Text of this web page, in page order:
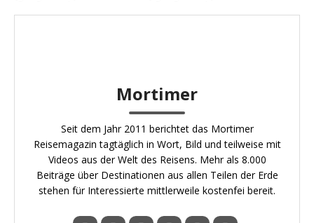
Mortimer
Seit dem Jahr 2011 berichtet das Mortimer
Reisemagazin tagtäglich in Wort, Bild und teilweise mit
Videos aus der Welt des Reisens. Mehr als 8.000
Beiträge über Destinationen aus allen Teilen der Erde
stehen für Interessierte mittlerweile kostenfei bereit.